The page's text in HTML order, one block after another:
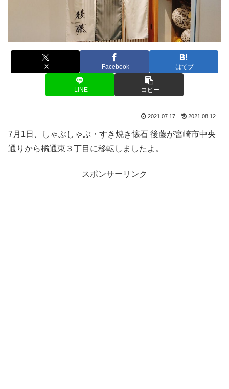
X Facebook はてブ
LINE コピー
2021.07.17 2021.08.12
7月1日、しゃぶしゃぶ・すき焼き懐石 後藤が宮崎市中央
通りから橘通東３丁目に移転しましたよ。
スポンサーリンク